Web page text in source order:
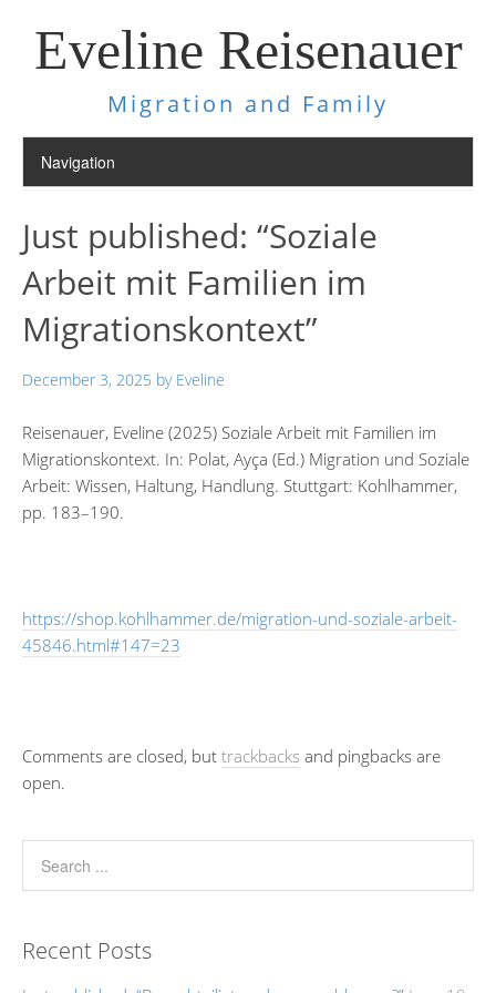
Eveline Reisenauer
Migration and Family
Just published: “Soziale
Arbeit mit Familien im
Migrationskontext”
December 3, 2025 by Eveline
Reisenauer, Eveline (2025) Soziale Arbeit mit Familien im
Migrationskontext. In: Polat, Ayça (Ed.) Migration und Soziale
Arbeit: Wissen, Haltung, Handlung. Stuttgart: Kohlhammer,
pp. 183–190.
https://shop.kohlhammer.de/migration-und-soziale-arbeit-
45846.html#147=23
Comments are closed, but trackbacks and pingbacks are
open.
Recent Posts